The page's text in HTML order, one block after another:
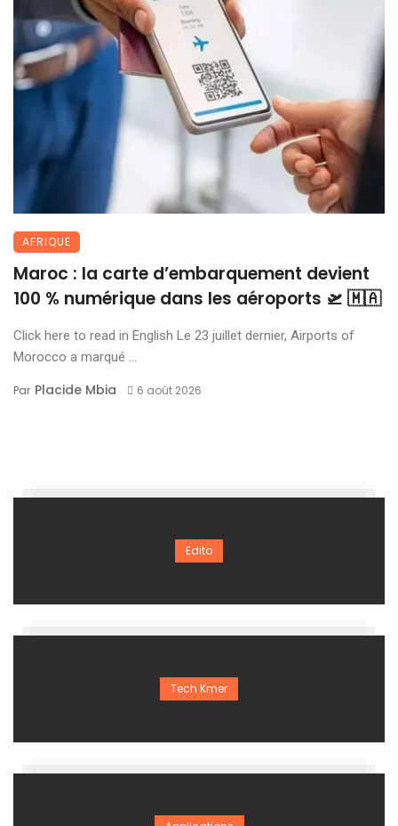
AFRIQUE
Maroc : la carte d’embarquement devient
100 % numérique dans les aéroports 🛫 🇲🇦
Click here to read in English Le 23 juillet dernier, Airports of
Morocco a marqué ...
Par Placide Mbia 6 août 2026
Edito
Tech Kmer